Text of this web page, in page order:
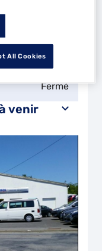
Fermé
Fermé
venir
All Cookies